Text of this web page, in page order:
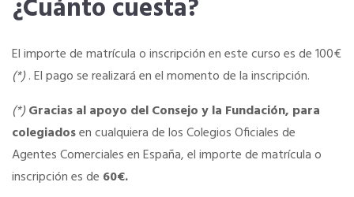
¿Cuánto cuesta?
El importe de matrícula o inscripción en este curso es de 100€
(*). El pago se realizará en el momento de la inscripción.
(*)Gracias al apoyo del Consejo y la Fundación, para
colegiadosen cualquiera de los Colegios Oficiales de
Agentes Comerciales en España, el importe de matrícula o
inscripción es de 60€.